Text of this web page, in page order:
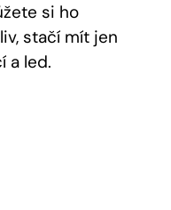
si ho
stačí mít jen
a led.